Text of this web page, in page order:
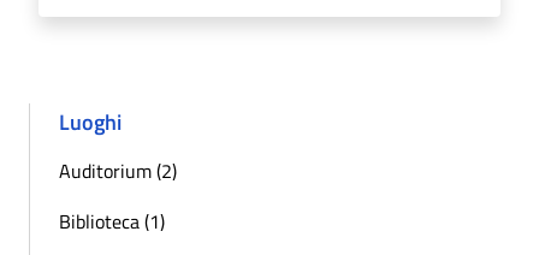
Luoghi
Auditorium (2)
Biblioteca (1)